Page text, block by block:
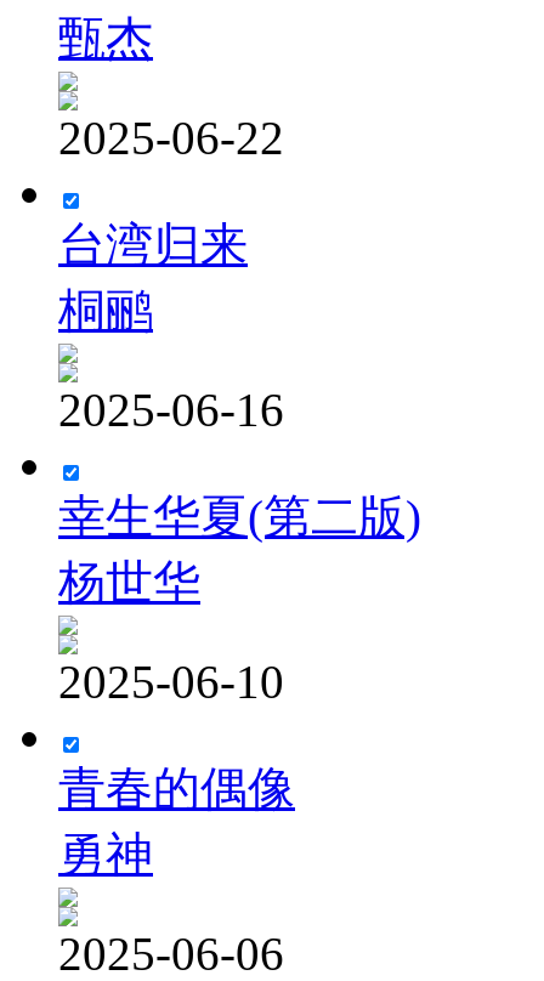
甄杰
2025-06-22
台湾归来
桐鹂
2025-06-16
幸生华夏(第二版)
杨世华
2025-06-10
青春的偶像
勇神
2025-06-06